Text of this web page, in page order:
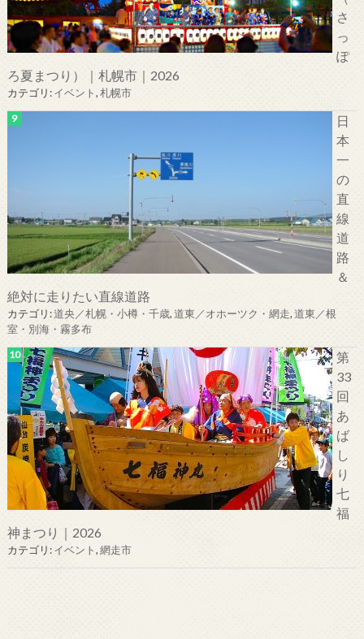
さ
っ
ぽ
ろ夏まつり）｜札幌市｜2026
カテゴリ:イベント,札幌市
日
本
一
の
直
線
道
路
＆
絶対に走りたい直線道路
カテゴリ:道央／札幌・小樽・千歳,道東／オホーツク・網走,道東／根
室・別海・霧多布
第
33
回
あ
ば
し
り
七
福
神まつり｜2026
カテゴリ:イベント,網走市